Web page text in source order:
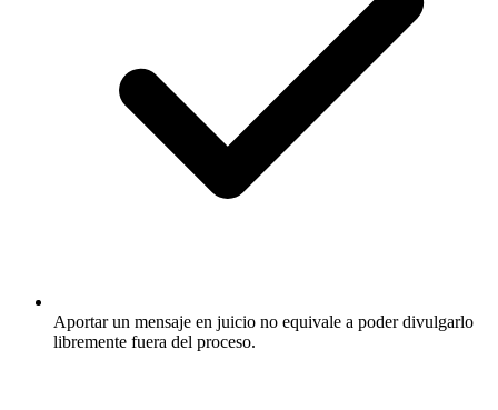
Aportar un mensaje en juicio no equivale a poder divulgarlo
libremente fuera del proceso.